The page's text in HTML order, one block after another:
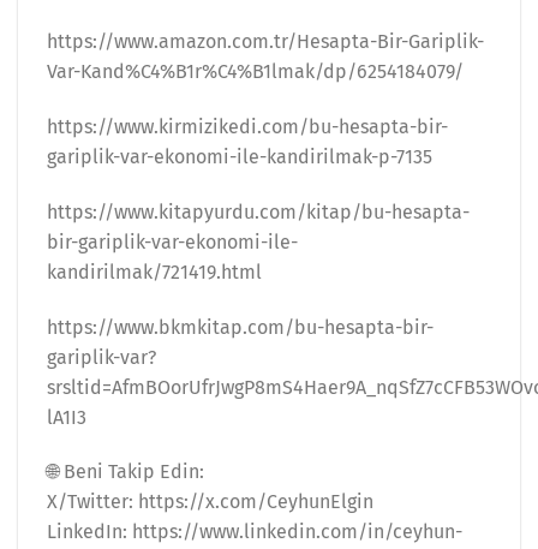
https://www.amazon.com.tr/Hesapta-Bir-Gariplik-
Var-Kand%C4%B1r%C4%B1lmak/dp/6254184079/
https://www.kirmizikedi.com/bu-hesapta-bir-
gariplik-var-ekonomi-ile-kandirilmak-p-7135
https://www.kitapyurdu.com/kitap/bu-hesapta-
bir-gariplik-var-ekonomi-ile-
kandirilmak/721419.html
https://www.bkmkitap.com/bu-hesapta-bir-
gariplik-var?
lA1I3
🌐 Beni Takip Edin:
X/Twitter: https://x.com/CeyhunElgin
LinkedIn: https://www.linkedin.com/in/ceyhun-